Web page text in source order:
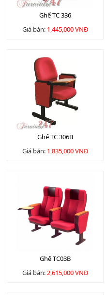
Ghế TC 336
Giá bán: 1,445,000 VNĐ
Ghế TC 306B
Giá bán: 1,835,000 VNĐ
Ghế TC03B
Giá bán:2,615,000 VNĐ